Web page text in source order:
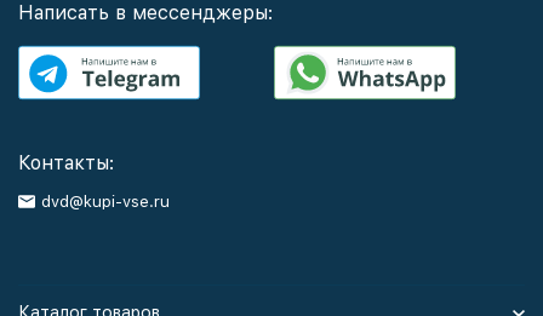
Написать в мессенджеры:
Контакты:
dvd@kupi-vse.ru